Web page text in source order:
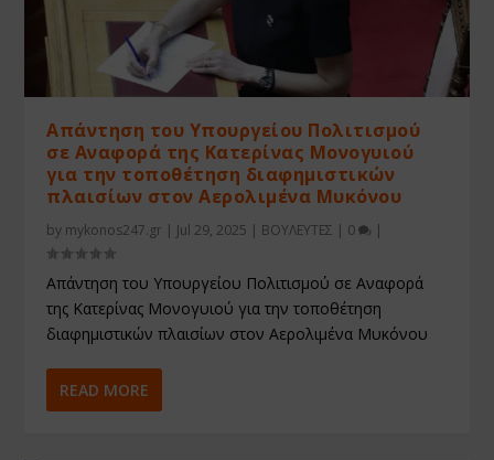
Απάντηση του Υπουργείου Πολιτισμού
σε Αναφορά της Κατερίνας Μονογυιού
για την τοποθέτηση διαφημιστικών
πλαισίων στον Αερολιμένα Μυκόνου
by mykonos247.gr Jul 29, 2025 ΒΟΥΛΕΥΤΕΣ 0
Απάντηση του Υπουργείου Πολιτισμού σε Αναφορά
της Κατερίνας Μονογυιού για την τοποθέτηση
διαφημιστικών πλαισίων στον Αερολιμένα Μυκόνου
READ MORE